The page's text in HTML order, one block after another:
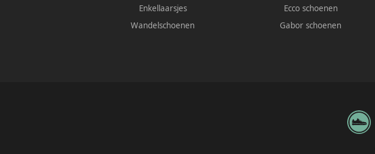
Enkellaarsjes
Wandelschoenen
Ecco schoenen
Gabor schoenen